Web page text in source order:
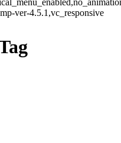
ver-4.5.1,vc_responsive